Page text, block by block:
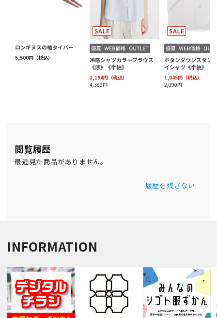
閲覧履歴
最近見た商品がありません。
履歴を残さない
INFORMATION